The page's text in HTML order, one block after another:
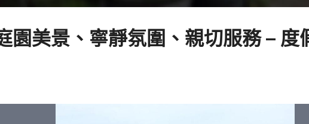
園美景、寧靜氛圍、親切服務 – 度